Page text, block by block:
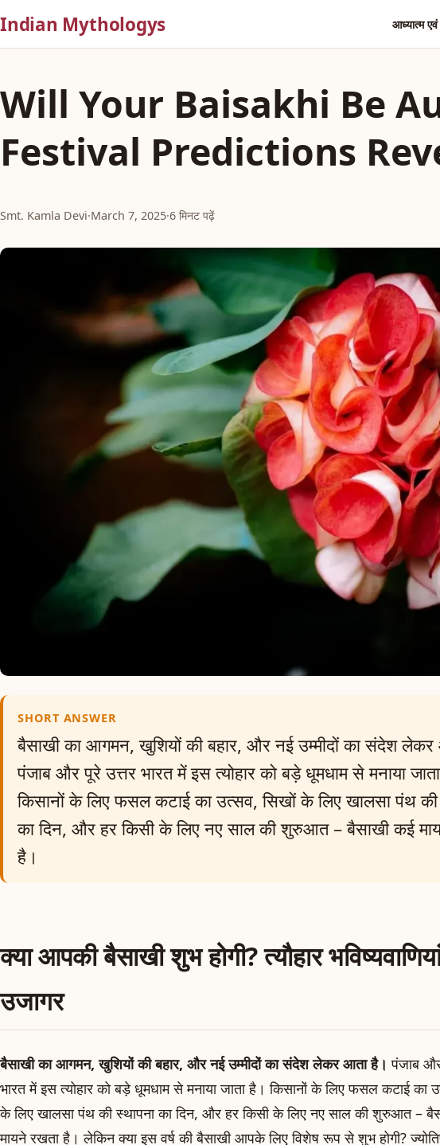
Indian Mythologys आध्यात्म एवं
Will Your Baisakhi Be
Festival Predictions
Smt. Kamla Devi·March 7, 2025·6 मिनट पढ़ें
SHORT ANSWER
बैसाखी का आगमन, खुशियों की बहार, और नई उम्मीदों का संदेश
पंजाब और पूरे उत्तर भारत में इस त्योहार को बड़े धूमधाम से मनाया
किसानों के लिए फसल कटाई का उत्सव, सिखों के लिए खालसा पंथ की
का दिन, और हर किसी के लिए नए साल की शुरुआत – बैसाखी कई
है।
क्या आपकी बैसाखी शुभ होगी? त्यौहार
उजागर
बैसाखी का आगमन, खुशियों की बहार, और नई उम्मीदों का संदेश लेकर आता है। पंजाब
भारत में इस त्योहार को बड़े धूमधाम से मनाया जाता है। किसानों के लिए फसल कटाई का
के लिए खालसा पंथ की स्थापना का दिन, और हर किसी के लिए नए साल की शुरुआत –
मायने रखता है। लेकिन क्या इस वर्ष की बैसाखी आपके लिए विशेष रूप से शुभ होगी?